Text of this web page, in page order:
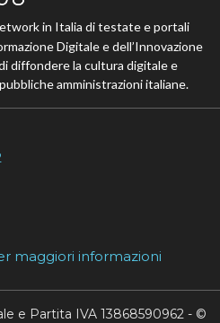
in Italia di testate e portali
Digitale e dell’Innovazione
diffondere la cultura digitale e
amministrazioni italiane.
maggiori informazioni
e Partita IVA 13868590962 - ©